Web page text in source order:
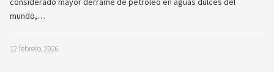
mundo,…
12 febrero, 2026